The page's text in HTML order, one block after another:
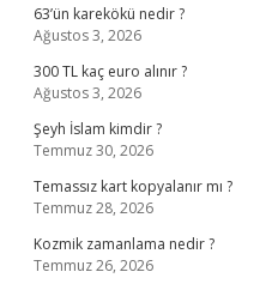
63’ün karekökü nedir ?
Ağustos 3, 2026
300 TL kaç euro alınır ?
Ağustos 3, 2026
Şeyh İslam kimdir ?
Temmuz 30, 2026
Temassız kart kopyalanır mı ?
Temmuz 28, 2026
Kozmik zamanlama nedir ?
Temmuz 26, 2026